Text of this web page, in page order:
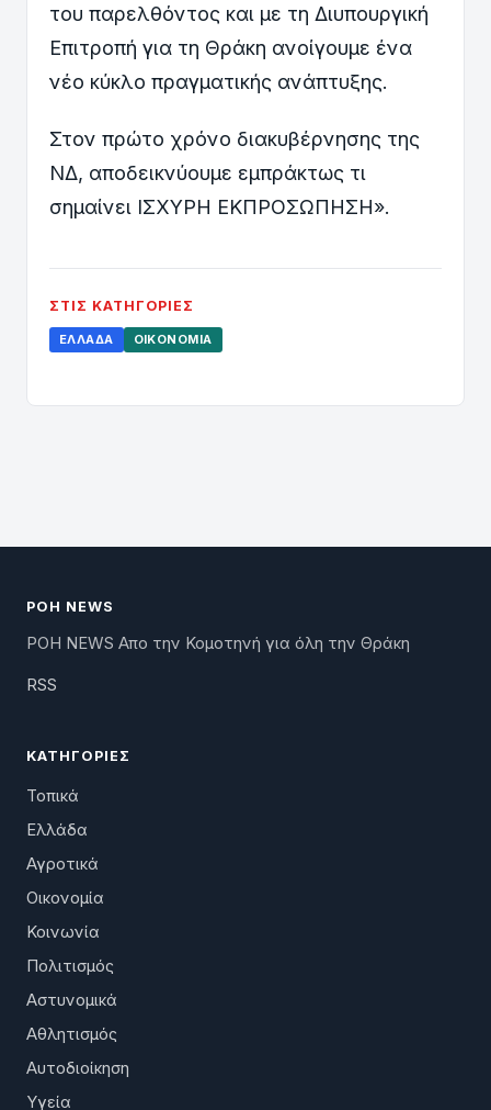
του παρελθόντος και με τη Διυπουργική
Επιτροπή για τη Θράκη ανοίγουμε ένα
νέο κύκλο πραγματικής ανάπτυξης.
Στον πρώτο χρόνο διακυβέρνησης της
ΝΔ, αποδεικνύουμε εμπράκτως τι
σημαίνει ΙΣΧΥΡΗ ΕΚΠΡΟΣΩΠΗΣΗ».
ΣΤΙΣ ΚΑΤΗΓΟΡΊΕΣ
ΕΛΛΆΔΑ ΟΙΚΟΝΟΜΊΑ
ΡΟΗ NEWS
ΡΟΗ NEWS Απο την Κομοτηνή για όλη την Θράκη
RSS
ΚΑΤΗΓΟΡΊΕΣ
Τοπικά
Ελλάδα
Αγροτικά
Οικονομία
Κοινωνία
Πολιτισμός
Αστυνομικά
Αθλητισμός
Αυτοδιοίκηση
Υγεία